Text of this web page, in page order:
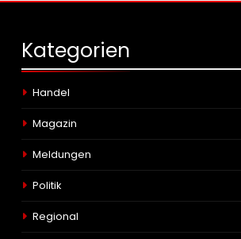
Kategorien
Handel
Magazin
Meldungen
Politik
Regional